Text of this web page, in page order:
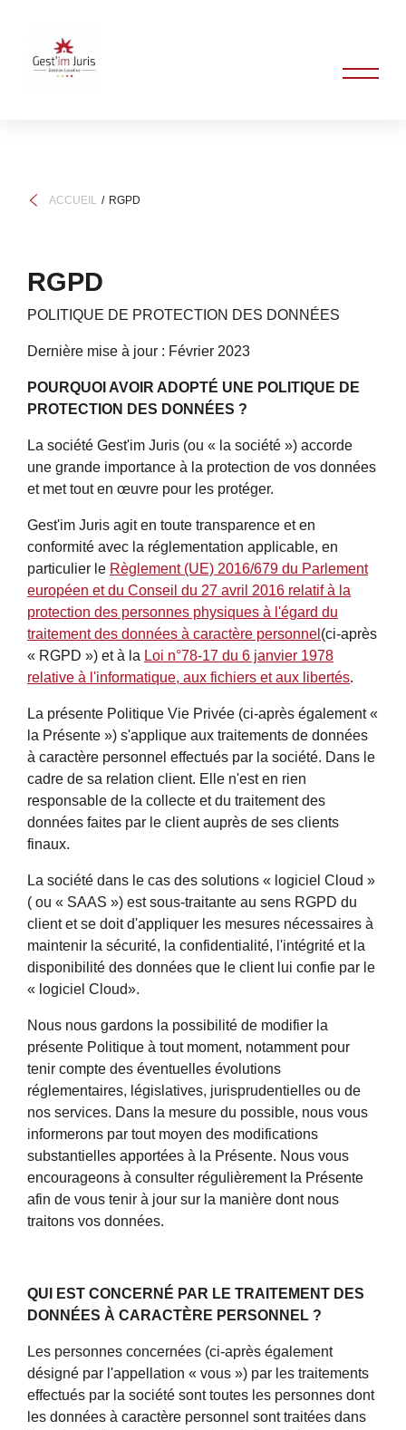
ACCUEIL RGPD
RGPD
POLITIQUE DE PROTECTION DES DONNÉES
Dernière mise à jour : Février 2023
POURQUOI AVOIR ADOPTÉ UNE POLITIQUE DE
PROTECTION DES DONNÉES ?
La société Gest'im Juris (ou « la société ») accorde
une grande importance à la protection de vos données
et met tout en œuvre pour les protéger.
Gest'im Juris agit en toute transparence et en
conformité avec la réglementation applicable, en
particulier le Règlement (UE) 2016/679 du Parlement
européen et du Conseil du 27 avril 2016 relatif à la
protection des personnes physiques à l'égard du
traitement des données à caractère personnel (ci-après
« RGPD ») et à la Loi n°78-17 du 6 janvier 1978
relative à l'informatique, aux fichiers et aux libertés.
La présente Politique Vie Privée (ci-après également «
la Présente ») s'applique aux traitements de données
à caractère personnel effectués par la société. Dans le
cadre de sa relation client. Elle n'est en rien
responsable de la collecte et du traitement des
données faites par le client auprès de ses clients
finaux.
La société dans le cas des solutions « logiciel Cloud »
( ou « SAAS ») est sous-traitante au sens RGPD du
client et se doit d'appliquer les mesures nécessaires à
maintenir la sécurité, la confidentialité, l'intégrité et la
disponibilité des données que le client lui confie par le
« logiciel Cloud».
Nous nous gardons la possibilité de modifier la
présente Politique à tout moment, notamment pour
tenir compte des éventuelles évolutions
réglementaires, législatives, jurisprudentielles ou de
nos services. Dans la mesure du possible, nous vous
informerons par tout moyen des modifications
substantielles apportées à la Présente. Nous vous
encourageons à consulter régulièrement la Présente
afin de vous tenir à jour sur la manière dont nous
traitons vos données.
QUI EST CONCERNÉ PAR LE TRAITEMENT DES
DONNÉES À CARACTÈRE PERSONNEL ?
Les personnes concernées (ci-après également
désigné par l'appellation « vous ») par les traitements
effectués par la société sont toutes les personnes dont
les données à caractère personnel sont traitées dans